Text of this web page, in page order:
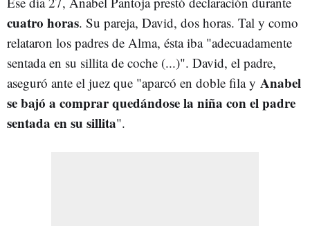
cuatro horas. Su pareja, David, dos horas. Tal y como
relataron los padres de Alma, ésta iba "adecuadamente
sentada en su sillita de coche (...)". David, el padre,
aseguró ante el juez que "aparcó en doble fila y Anabel
se bajó a comprar quedándose la niña con el padre
sentada en su sillita".